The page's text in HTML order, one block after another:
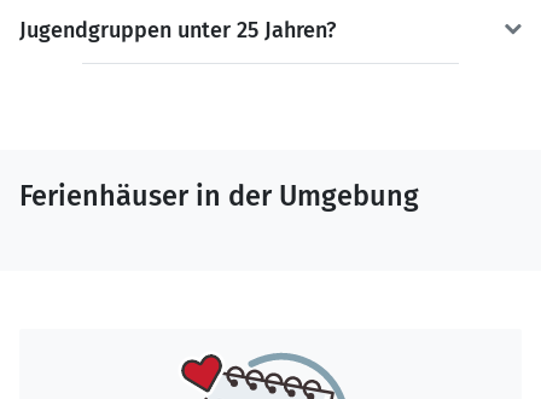
Jugendgruppen unter 25 Jahren?
Ferienhäuser in der Umgebung